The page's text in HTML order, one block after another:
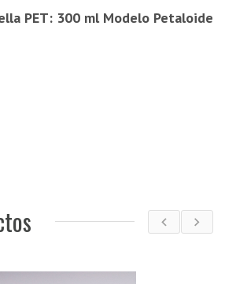
PET: 300 ml Modelo Petaloide